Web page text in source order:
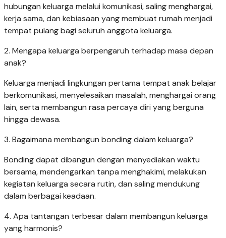
hubungan keluarga melalui komunikasi, saling menghargai,
kerja sama, dan kebiasaan yang membuat rumah menjadi
tempat pulang bagi seluruh anggota keluarga.
2. Mengapa keluarga berpengaruh terhadap masa depan
anak?
Keluarga menjadi lingkungan pertama tempat anak belajar
berkomunikasi, menyelesaikan masalah, menghargai orang
lain, serta membangun rasa percaya diri yang berguna
hingga dewasa.
3. Bagaimana membangun bonding dalam keluarga?
Bonding dapat dibangun dengan menyediakan waktu
bersama, mendengarkan tanpa menghakimi, melakukan
kegiatan keluarga secara rutin, dan saling mendukung
dalam berbagai keadaan.
4. Apa tantangan terbesar dalam membangun keluarga
yang harmonis?